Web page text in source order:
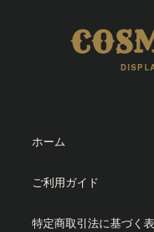
ホーム
ご利用ガイド
特定商取引法に基づく